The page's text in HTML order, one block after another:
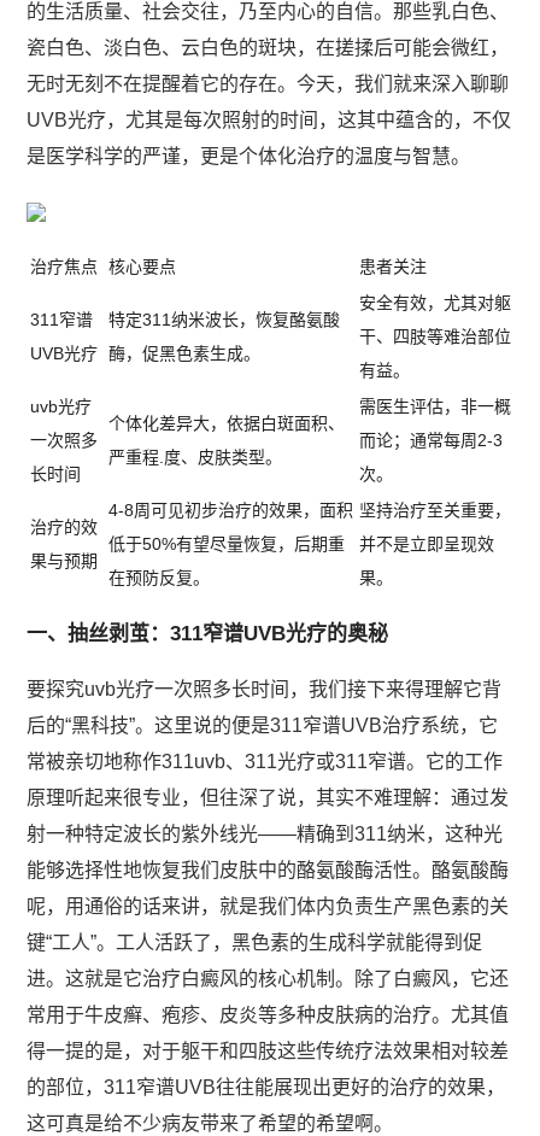
的生活质量、社会交往，乃至内心的自信。那些乳白色、
瓷白色、淡白色、云白色的斑块，在搓揉后可能会微红，
无时无刻不在提醒着它的存在。今天，我们就来深入聊聊
UVB光疗，尤其是每次照射的时间，这其中蕴含的，不仅
是医学科学的严谨，更是个体化治疗的温度与智慧。
治疗焦点 核心要点 患者关注
311窄谱
UVB光疗
特定311纳米波长，恢复酪氨酸
酶，促黑色素生成。
安全有效，尤其对躯
干、四肢等难治部位
有益。
uvb光疗
一次照多
长时间
个体化差异大，依据白斑面积、
严重程.度、皮肤类型。
需医生评估，非一概
而论；通常每周2-3
次。
治疗的效
果与预期
4-8周可见初步治疗的效果，面积
低于50%有望尽量恢复，后期重
在预防反复。
坚持治疗至关重要，
并不是立即呈现效
果。
一、抽丝剥茧：311窄谱UVB光疗的奥秘
要探究uvb光疗一次照多长时间，我们接下来得理解它背
后的“黑科技”。这里说的便是311窄谱UVB治疗系统，它
常被亲切地称作311uvb、311光疗或311窄谱。它的工作
原理听起来很专业，但往深了说，其实不难理解：通过发
射一种特定波长的紫外线光——精确到311纳米，这种光
能够选择性地恢复我们皮肤中的酪氨酸酶活性。酪氨酸酶
呢，用通俗的话来讲，就是我们体内负责生产黑色素的关
键“工人”。工人活跃了，黑色素的生成科学就能得到促
进。这就是它治疗白癜风的核心机制。除了白癜风，它还
常用于牛皮癣、疱疹、皮炎等多种皮肤病的治疗。尤其值
得一提的是，对于躯干和四肢这些传统疗法效果相对较差
的部位，311窄谱UVB往往能展现出更好的治疗的效果，
这可真是给不少病友带来了希望的希望啊。